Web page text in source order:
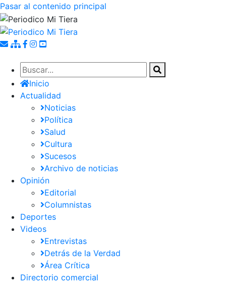
Pasar al contenido principal
Inicio
Actualidad
Noticias
Política
Salud
Cultura
Sucesos
Archivo de noticias
Opinión
Editorial
Columnistas
Deportes
Videos
Entrevistas
Detrás de la Verdad
Área Crítica
Directorio comercial